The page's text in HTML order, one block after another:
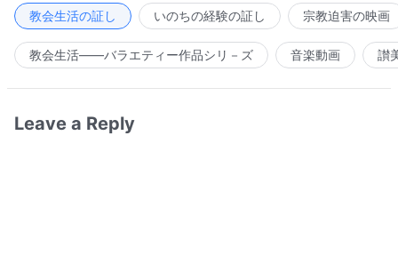
教会生活の証し いのちの経験の証し 宗教迫害の映画
教会生活――バラエティー作品シリ－ズ 音楽動画 讃
Leave a Reply